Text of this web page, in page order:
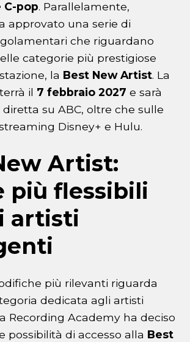
C-pop. Parallelamente,
approvato una serie di
che riguardano
categorie più prestigiose
la Best New Artist. La
il 7 febbraio 2027 e sarà
su ABC, oltre che sulle
Disney+ e Hulu.
Artist:
più flessibili
artisti
più rilevanti riguarda
dedicata agli artisti
Recording Academy ha deciso
possibilità di accesso alla Best